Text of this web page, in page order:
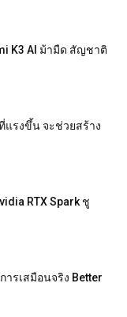
K3 AI ม้ามืด สัญชาติ
แรงขึ้น จะช่วยสร้าง
RTX Spark ชู
รเสมือนจริง Better